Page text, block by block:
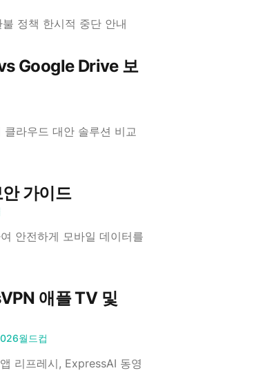
정책 한시적 중단 안내
Google Drive 보
라우드 대안 솔루션 비교
가이드
안전하게 모바일 데이터를
애플 TV 및
월드컵
리프레시, ExpressAI 동영